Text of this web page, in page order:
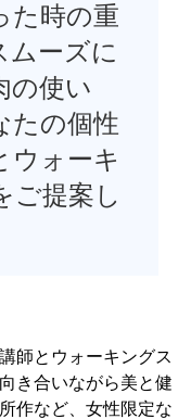
た時の重
ムーズに
の使い
たの個性
ウォーキ
ご提案し
師とウォーキングス
き合いながら美と健
作など、女性限定な